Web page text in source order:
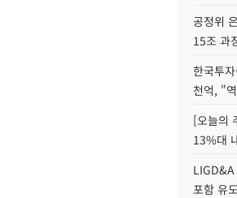
공정위
15조 과
한국투
천억, "
[오늘의
13%대
포함 유